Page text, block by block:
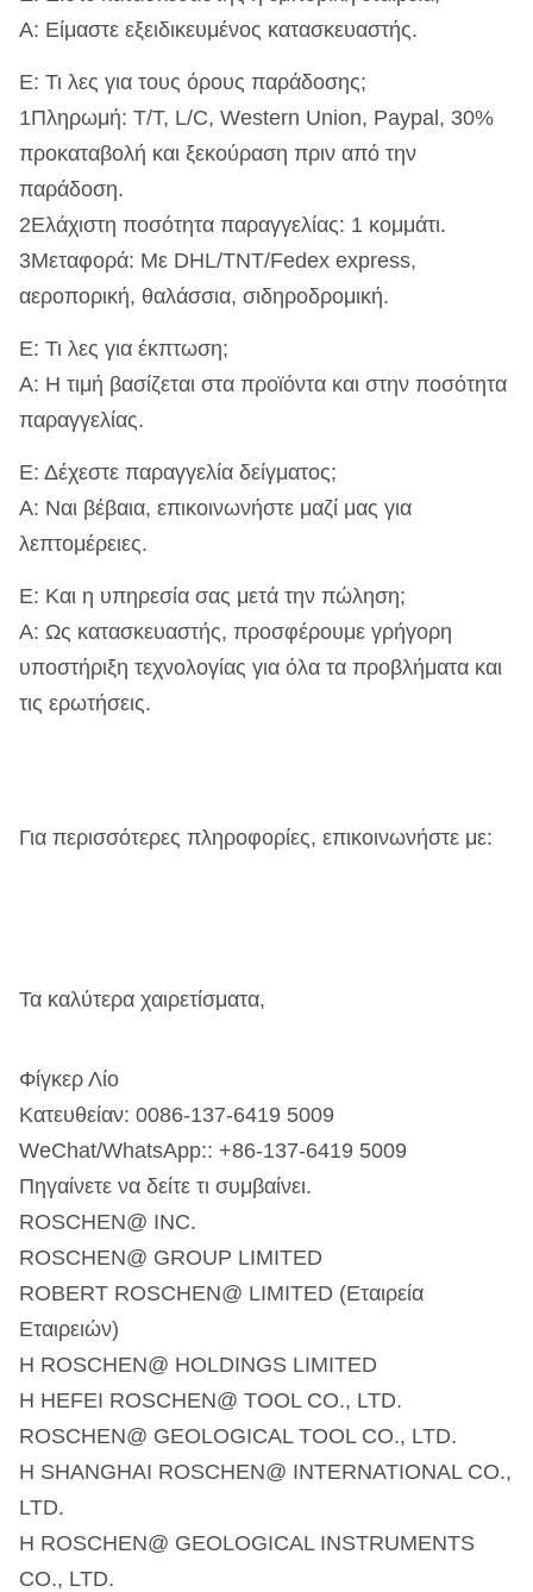
Α: Είμαστε εξειδικευμένος κατασκευαστής.
Ε: Τι λες για τους όρους παράδοσης;
1Πληρωμή: T/T, L/C, Western Union, Paypal, 30%
προκαταβολή και ξεκούραση πριν από την
παράδοση.
2Ελάχιστη ποσότητα παραγγελίας: 1 κομμάτι.
3Μεταφορά: Με DHL/TNT/Fedex express,
αεροπορική, θαλάσσια, σιδηροδρομική.
Ε: Τι λες για έκπτωση;
Α: Η τιμή βασίζεται στα προϊόντα και στην ποσότητα
παραγγελίας.
Ε: Δέχεστε παραγγελία δείγματος;
Α: Ναι βέβαια, επικοινωνήστε μαζί μας για
λεπτομέρειες.
Ε: Και η υπηρεσία σας μετά την πώληση;
Α: Ως κατασκευαστής, προσφέρουμε γρήγορη
υποστήριξη τεχνολογίας για όλα τα προβλήματα και
τις ερωτήσεις.
Για περισσότερες πληροφορίες, επικοινωνήστε με:
Τα καλύτερα χαιρετίσματα,
Φίγκερ Λίο
Κατευθείαν: 0086-137-6419 5009
WeChat/WhatsApp:: +86-137-6419 5009
Πηγαίνετε να δείτε τι συμβαίνει.
ROSCHEN@ INC.
ROSCHEN@ GROUP LIMITED
ROBERT ROSCHEN@ LIMITED (Εταιρεία
Εταιρειών)
Η ROSCHEN@ HOLDINGS LIMITED
Η HEFEI ROSCHEN@ TOOL CO., LTD.
ROSCHEN@ GEOLOGICAL TOOL CO., LTD.
Η SHANGHAI ROSCHEN@ INTERNATIONAL CO.,
LTD.
Η ROSCHEN@ GEOLOGICAL INSTRUMENTS
CO., LTD.